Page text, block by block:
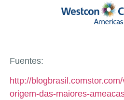
Fuentes:
http://
origem-das-maiores-